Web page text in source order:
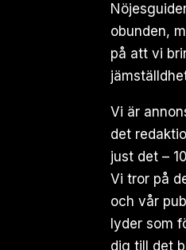
obunden,
på att vi
Vi är
det
just det –
Vi tror på
och vår
lyder som
dig till det